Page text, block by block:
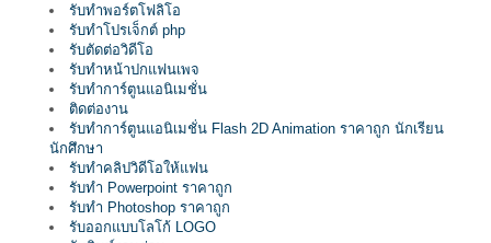
รับทำพอร์ตโฟลิโอ
รับทำโปรเจ็กต์ php
รับตัดต่อวิดีโอ
รับทำหน้าปกแฟนเพจ
รับทำการ์ตูนแอนิเมชั่น
ติดต่องาน
รับทำการ์ตูนแอนิเมชั่น Flash 2D Animation ราคาถูก นักเรียน
นักศึกษา
รับทำคลิปวิดีโอให้แฟน
รับทำ Powerpoint ราคาถูก
รับทำ Photoshop ราคาถูก
รับออกแบบโลโก้ LOGO